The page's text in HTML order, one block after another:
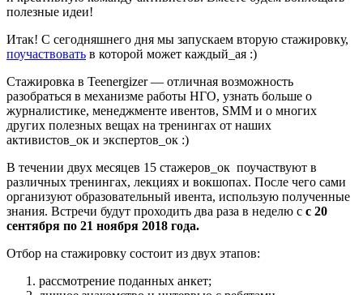
полезные идеи!
Итак! С сегодняшнего дня мы запускаем вторую стажировку,
поучаствовать в которой может каждый_ая :)
Стажировка в Teenergizer— отличная возможность
разобраться в механизме работы НГО, узнать больше о
журналистике, менеджменте ивентов, SMM и о многих
других полезных вещах на тренингах от наших
активистов_ок и экспертов_ок :)
В течении двух месяцев 15 стажеров_ок поучаствуют в
различных тренингах, лекциях и вокшопах. После чего сами
организуют образовательный ивента, использую полученные
знания. Встречи будут проходить два раза в неделю с с 20
сентября по 21 ноября 2018 года.
Отбор на стажировку состоит из двух этапов:
рассмотрение поданных анкет;